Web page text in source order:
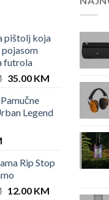
pištolj koja
pojasom
futrola
Original
was:
42.00 KM.
35.00 KMCurrent
35.00 KM.
Legend
Rip Stop
Original
12.00 KMCurrent